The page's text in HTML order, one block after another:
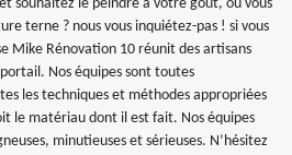
souhaitez le peindre à votre goût, ou vous
terne ? nous vous inquiétez-pas ! si vous
Mike Rénovation 10 réunit des artisans
Nos équipes sont toutes
les techniques et méthodes appropriées
le matériau dont il est fait. Nos équipes
minutieuses et sérieuses. N’hésitez